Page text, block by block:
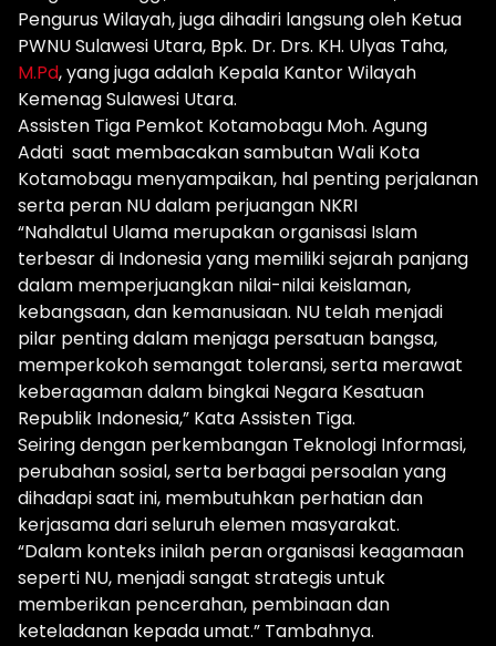
Pengurus Wilayah, juga dihadiri langsung oleh Ketua
PWNU Sulawesi Utara, Bpk. Dr. Drs. KH. Ulyas Taha,
M.Pd, yang juga adalah Kepala Kantor Wilayah
Kemenag Sulawesi Utara.
Assisten Tiga Pemkot Kotamobagu Moh. Agung
Adati saat membacakan sambutan Wali Kota
Kotamobagu menyampaikan, hal penting perjalanan
serta peran NU dalam perjuangan NKRI
“Nahdlatul Ulama merupakan organisasi Islam
terbesar di Indonesia yang memiliki sejarah panjang
dalam memperjuangkan nilai-nilai keislaman,
kebangsaan, dan kemanusiaan. NU telah menjadi
pilar penting dalam menjaga persatuan bangsa,
memperkokoh semangat toleransi, serta merawat
keberagaman dalam bingkai Negara Kesatuan
Republik Indonesia,” Kata Assisten Tiga.
Seiring dengan perkembangan Teknologi Informasi,
perubahan sosial, serta berbagai persoalan yang
dihadapi saat ini, membutuhkan perhatian dan
kerjasama dari seluruh elemen masyarakat.
“Dalam konteks inilah peran organisasi keagamaan
seperti NU, menjadi sangat strategis untuk
memberikan pencerahan, pembinaan dan
keteladanan kepada umat.” Tambahnya.